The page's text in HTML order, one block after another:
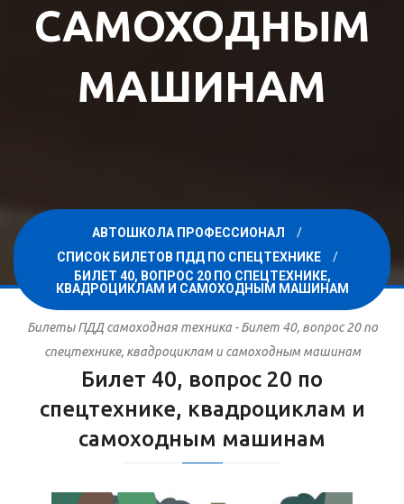
САМОХОДНЫМ
МАШИНАМ
АВТОШКОЛА ПРОФЕССИОНАЛ
СПИСОК БИЛЕТОВ ПДД ПО СПЕЦТЕХНИКЕ
БИЛЕТ 40, ВОПРОС 20 ПО СПЕЦТЕХНИКЕ,
КВАДРОЦИКЛАМ И САМОХОДНЫМ МАШИНАМ
Билеты ПДД самоходная техника - Билет 40, вопрос 20 по
спецтехнике, квадроциклам и самоходным машинам
Билет 40, вопрос 20 по
спецтехнике, квадроциклам и
самоходным машинам